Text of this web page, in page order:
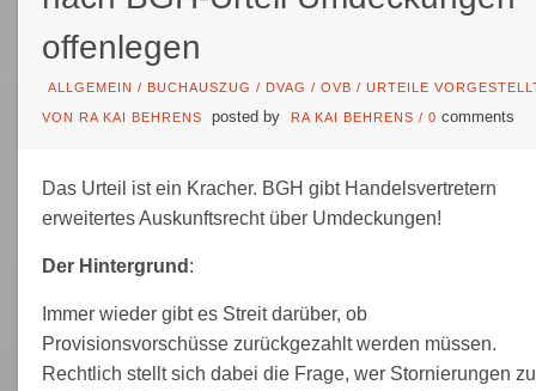
offenlegen
ALLGEMEIN / BUCHAUSZUG / DVAG / OVB / URTEILE
VON RA KAI BEHRENS posted by RA KAI BEHRENS / 0 comments
Das Urteil ist ein Kracher. BGH gibt Handelsvertretern
erweitertes Auskunftsrecht über Umdeckungen!
Der Hintergrund :
Immer wieder gibt es Streit darüber, ob
Provisionsvorschüsse zurückgezahlt werden müssen.
Rechtlich stellt sich dabei die Frage, wer Stornierungen zu